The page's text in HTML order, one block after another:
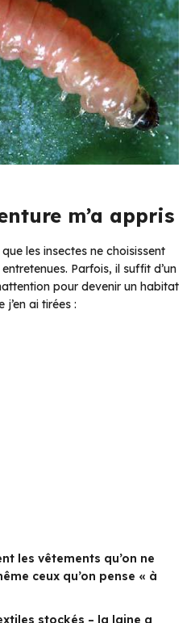
m’a appris
les insectes ne choisissent
Parfois, il suffit d’un
pour devenir un habitat
ai tirées :
les vêtements qu’on ne
ceux qu’on pense « à
stockés – la laine a